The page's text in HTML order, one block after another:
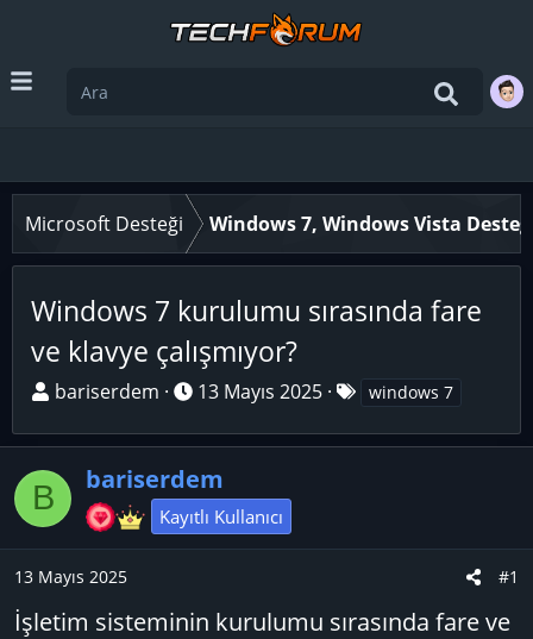
Microsoft Desteği Windows 7, Windows Vista
Windows 7 kurulumu sırasında fare
ve klavye çalışmıyor?
K
n
u
u
a
ş
bariserdem
B
ş
l
a
n
ç
13 Mayıs 2025
E
i
r
windows 7
B bariserdem
Kayıtlı Kullanıcı
13 Mayıs 2025 #1
İşletim sisteminin kurulumu sırasında fare ve